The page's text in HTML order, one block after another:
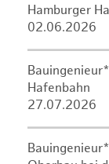
Hamburger
02.06.2026
Hafenbahn
27.07.2026